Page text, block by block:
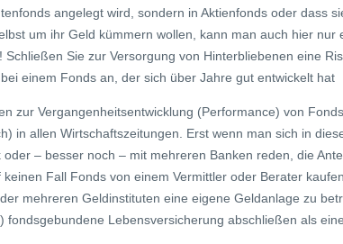
angelegt wird, sondern in Aktienfonds oder dass
um ihr Geld kümmern wollen, kann man auch hier nur
Schließen Sie zur Versorgung von Hinterbliebenen eine
einem Fonds an, der sich über Jahre gut entwickelt hat
zur Vergangenheitsentwicklung (Performance) von
in allen Wirtschaftszeitungen. Erst wenn man sich in
oder – besser noch – mit mehreren Banken reden, die
keinen Fall Fonds von einem Vermittler oder Berater
mehreren Geldinstituten eine eigene Geldanlage zu
fondsgebundene Lebensversicherung abschließen als